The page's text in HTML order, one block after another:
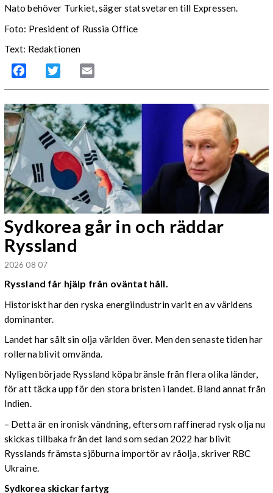
Nato behöver Turkiet, säger statsvetaren till Expressen.
Foto: President of Russia Office
Text: Redaktionen
Facebook Twitter
Sydkorea går in och räddar
Ryssland
2026 08 07
Ryssland får hjälp från oväntat håll.
Historiskt har den ryska energiindustrin varit en av världens
dominanter.
Landet har sålt sin olja världen över. Men den senaste tiden har
rollerna blivit omvända.
Nyligen började Ryssland köpa bränsle från flera olika länder,
för att täcka upp för den stora bristen i landet. Bland annat från
Indien.
– Detta är en ironisk vändning, eftersom raffinerad rysk olja nu
skickas tillbaka från det land som sedan 2022 har blivit
Rysslands främsta sjöburna importör av råolja, skriver RBC
Ukraine.
Sydkorea skickar fartyg